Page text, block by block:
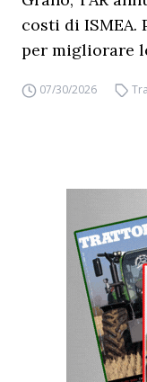
costi di ISMEA.
per migliorare
07/30/2026